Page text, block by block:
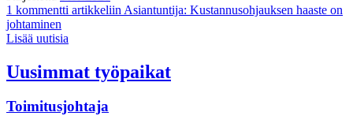
1 kommentti artikkeliin Asiantuntija: Kustannusohjauksen haaste on
johtaminen
Lisää uutisia
Uusimmat työpaikat
Toimitusjohtaja